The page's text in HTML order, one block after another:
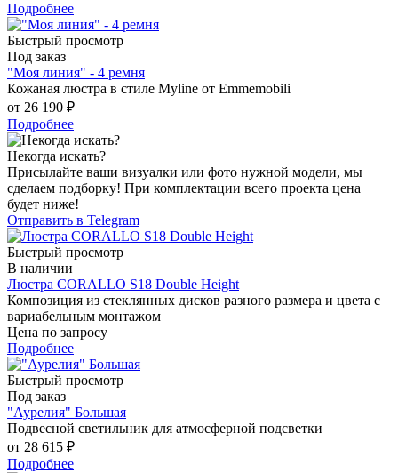
Подробнее
Быстрый просмотр
Под заказ
"Моя линия" - 4 ремня
Кожаная люстра в стиле Myline от Emmemobili
от 26 190 ₽
Подробнее
Некогда искать?
Присылайте ваши визуалки или фото нужной модели, мы
сделаем подборку! При комплектации всего проекта цена
будет ниже!
Отправить в Telegram
Быстрый просмотр
В наличии
Люстра CORALLO S18 Double Height
Композиция из стеклянных дисков разного размера и цвета с
вариабельным монтажом
Цена по запросу
Подробнее
Быстрый просмотр
Под заказ
"Аурелия" Большая
Подвесной светильник для атмосферной подсветки
от 28 615 ₽
Подробнее